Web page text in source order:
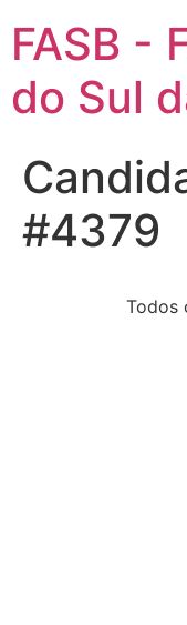
FASB -
do Sul
#4379
Todos